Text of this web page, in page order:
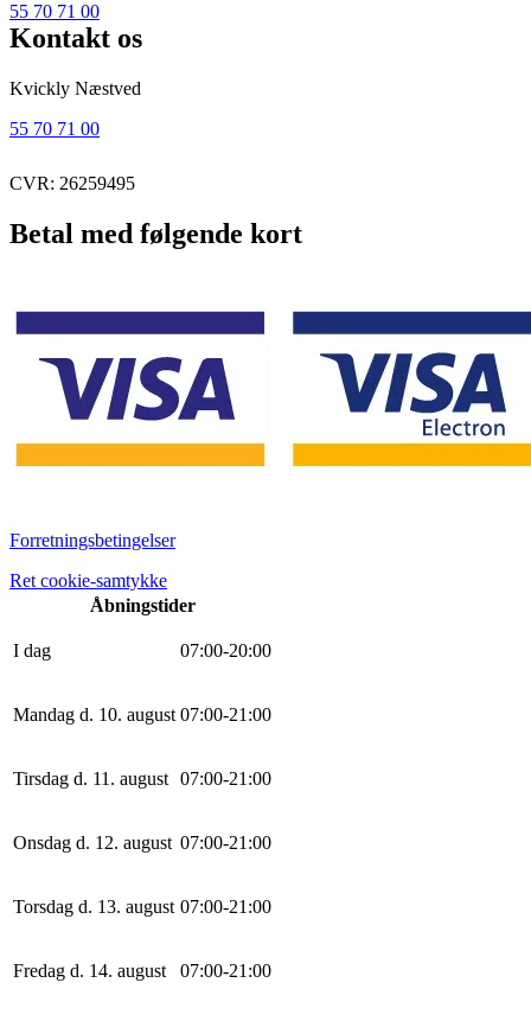
55 70 71 00
Kontakt os
Kvickly Næstved
55 70 71 00
CVR: 26259495
Betal med følgende kort
Forretningsbetingelser
Ret cookie-samtykke
Åbningstider
I dag 07:00-20:00
Mandag d. 10. august 07:00-21 :00
Tirsdag d. 11. august 07:00-21 :00
Onsdag d. 12. august 07:00-21 :00
Torsdag d. 13. august 07:00-21 :00
Fredag d. 14. august 07:00-21 :00